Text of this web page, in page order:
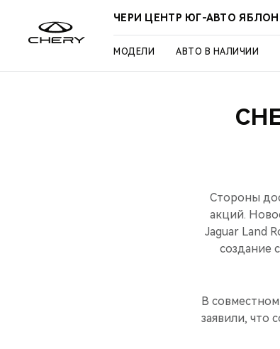
ЧЕРИ ЦЕНТР ЮГ-АВТО
МОДЕЛИ АВТО В НАЛИЧИИ
Стороны
акций.
Jaguar Land
создание
В совместном
заявили, что